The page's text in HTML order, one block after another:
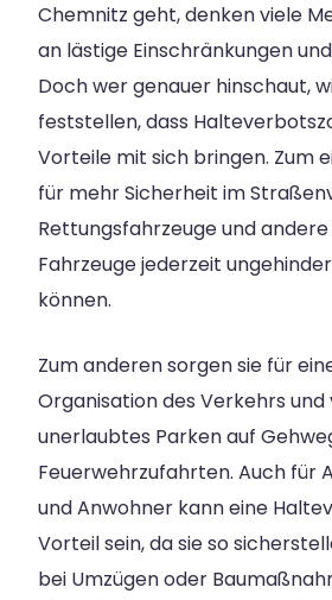
Chemnitz geht, denken viele
an lästige Einschränkungen
Doch wer genauer hinschaut,
feststellen, dass
Vorteile mit sich bringen. Zum
für mehr Sicherheit im
Rettungsfahrzeuge und
Fahrzeuge jederzeit
können.
Zum anderen sorgen sie für
Organisation des Verkehrs
unerlaubtes Parken auf
Feuerwehrzufahrten. Auch für
und Anwohner kann eine
Vorteil sein, da sie so
bei Umzügen oder